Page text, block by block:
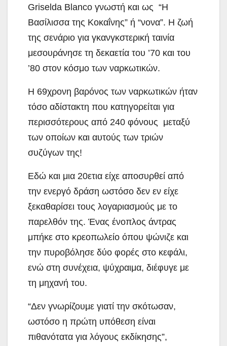
Griselda Blanco γνωστή και ως “Η
Βασίλισσα της Κοκαΐνης” ή “νονα”. Η ζωή
της σενάριο για γκανγκστερική ταινία
μεσουράνησε τη δεκαετία του ’70 και του
’80 στον κόσμο των ναρκωτικών.
Η 69χρονη βαρόνος των ναρκωτικών ήταν
τόσο αδίστακτη που κατηγορείται για
περισσότερους από 240 φόνους μεταξύ
των οποίων και αυτούς των τριών
συζύγων της!
Εδώ και μια 20ετια είχε αποσυρθεί από
την ενεργό δράση ωστόσο δεν εν είχε
ξεκαθαρίσει τους λογαριασμούς με το
παρελθόν της. Ένας ένοπλος άντρας
μπήκε στο κρεοπωλείο όπου ψώνιζε και
την πυροβόλησε δύο φορές στο κεφάλι,
ενώ στη συνέχεια, ψύχραιμα, διέφυγε με
τη μηχανή του.
“Δεν γνωρίζουμε γιατί την σκότωσαν,
ωστόσο η πρώτη υπόθεση είναι
πιθανότατα για λόγους εκδίκησης”,